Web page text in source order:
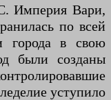
Империя Вари,
по всей
города в свою
были созданы
уступило